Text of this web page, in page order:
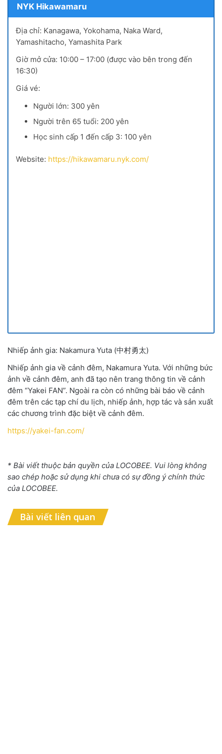
NYK Hikawamaru
Địa chỉ: Kanagawa, Yokohama, Naka Ward,
Yamashitacho, Yamashita Park
Giờ mở cửa: 10:00 – 17:00 (được vào bên trong đến
16:30)
Giá vé:
Người lớn: 300 yên
Người trên 65 tuổi: 200 yên
Học sinh cấp 1 đến cấp 3: 100 yên
Website: https://hikawamaru.nyk.com/
Nhiếp ảnh gia: Nakamura Yuta (中村勇太)
Nhiếp ảnh gia về cảnh đêm, Nakamura Yuta. Với những bức
ảnh về cảnh đêm, anh đã tạo nên trang thông tin về cảnh
đêm “Yakei FAN”. Ngoài ra còn có những bài báo về cảnh
đêm trên các tạp chí du lịch, nhiếp ảnh, hợp tác và sản xuất
các chương trình đặc biệt về cảnh đêm.
https://yakei-fan.com/
* Bài viết thuộc bản quyền của LOCOBEE. Vui lòng không
sao chép hoặc sử dụng khi chưa có sự đồng ý chính thức
của LOCOBEE.
Bài viết liên quan